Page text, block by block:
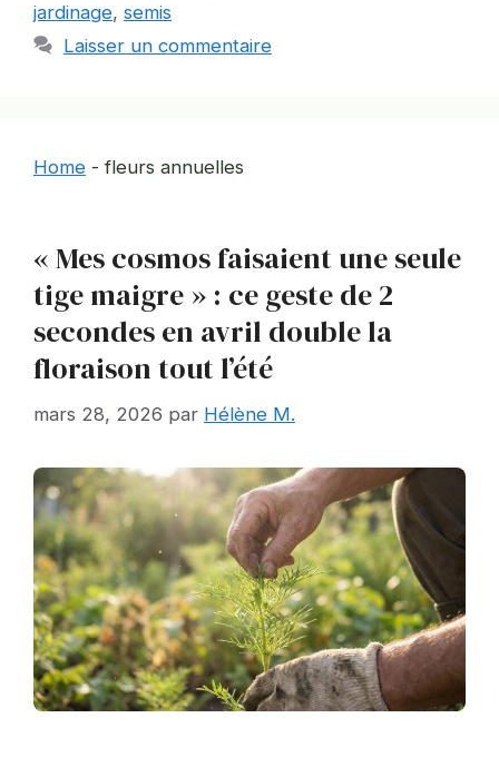
jardinage, semis
Laisser un commentaire
Home -fleurs annuelles
« Mes cosmos faisaient une seule
tige maigre » : ce geste de 2
secondes en avril double la
floraison tout l’été
mars 28, 2026 par Hélène M.